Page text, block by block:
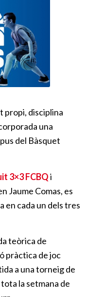
propi, disciplina
una
del Bàsquet
3×3 FCBQi
Jaume Comas, es
en cada un dels tres
teòrica de
pràctica de joc
a una torneig de
la setmana de